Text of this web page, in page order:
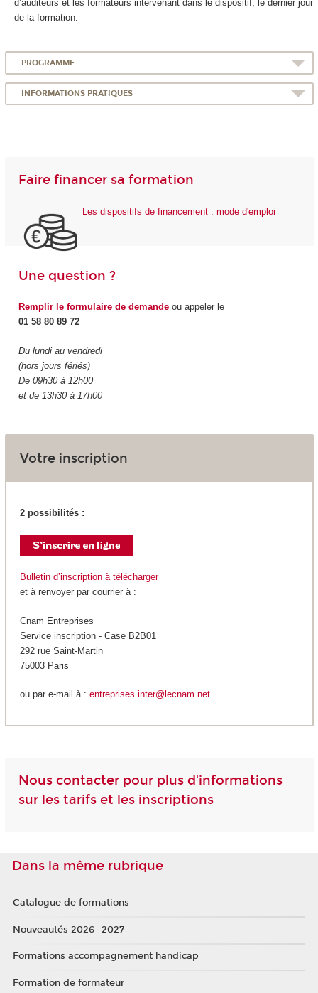
d’auditeurs et les formateurs intervenant dans le dispositif, le dernier jour
de la formation.
PROGRAMME
INFORMATIONS PRATIQUES
Faire financer sa formation
Les dispositifs de financement : mode d'emploi
Une question ?
Remplir le formulaire de demandeou appeler le
01 58 80 89 72
Du lundi au vendredi
(hors jours fériés)
De 09h30 à 12h00
et de 13h30 à 17h00
Votre inscription
2 possibilités :
Bulletin d’inscription à télécharger
et à renvoyer par courrier à :
Cnam Entreprises
Service inscription - Case B2B01
292 rue Saint-Martin
75003 Paris
ou par e-mail à : entreprises.inter@lecnam.net
Nous contacter pour plus d'informations
sur les tarifs et les inscriptions
Dans la même rubrique
Catalogue de formations
Nouveautés 2026 -2027
Formations accompagnement handicap
Formation de formateur